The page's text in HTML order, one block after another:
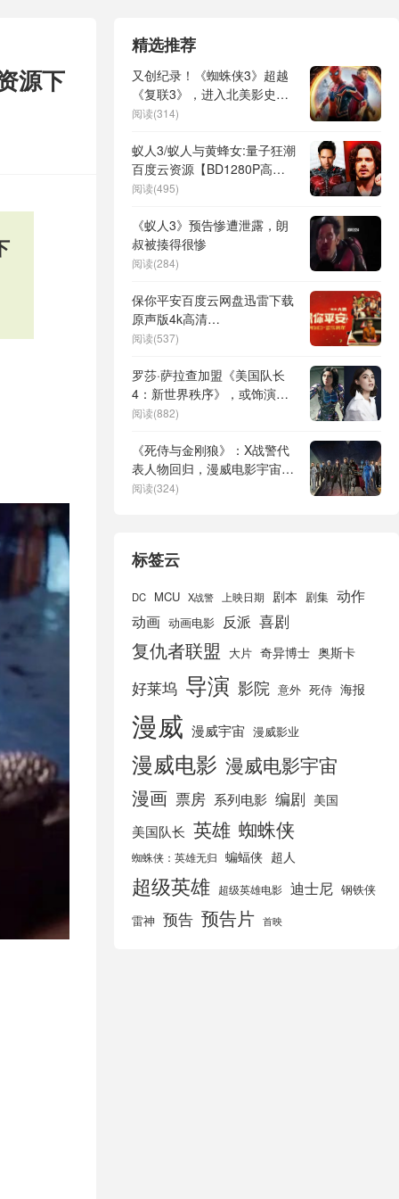
源下
精选推荐
又创纪录！《蜘蛛侠3》超越
《复联3》，进入北美影史票
房前五
阅读(314)
蚁人3/蚁人与黄蜂女:量子狂潮
百度云资源【BD1280P高清
资源】夸克网盘
阅读(495)
《蚁人3》预告惨遭泄露，朗
叔被揍得很惨
阅读(284)
保你平安百度云网盘迅雷下载
原声版4k高清
（BD1280P/3.9G-MP4）
阅读(537)
罗莎·萨拉查加盟《美国队长
4：新世界秩序》，或饰演响
尾蛇
阅读(882)
《死侍与金刚狼》：X战警代
表人物回归，漫威电影宇宙新
篇章
阅读(324)
标签云
DC MCU X战警 上映日期 剧本 剧集 动作
动画 动画电影 反派 喜剧
复仇者联盟 大片 奇异博士 奥斯卡
好莱坞 导演 影院 意外 死侍 海报
漫威 漫威宇宙 漫威影业
漫威电影 漫威电影宇宙
漫画 票房 系列电影 编剧 美国
美国队长 英雄 蜘蛛侠
蜘蛛侠：英雄无归 蝙蝠侠 超人
超级英雄 超级英雄电影 迪士尼 钢铁侠
雷神 预告 预告片 首映